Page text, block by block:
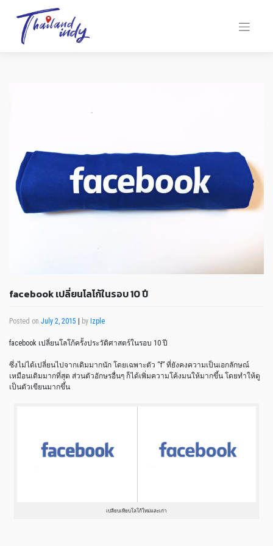
facebook เปลี่ยนโลโก้ในรอบ 10 ปี
Posted on July 2, 2015 by Izple
facebook เปลี่ยนโลโก้ครั้งประวัติศาสตร์ในรอบ 10 ปี
ซึ่งไม่ได้เปลี่ยนไปจากเดิมมากนัก โดยเฉพาะตัว “f” ที่ยังคงความเป็นเอกลักษณ์
เหมือนเดิมมากที่สุด ส่วนตัวอักษรอื่นๆ ก็ได้เพิ่มความโค้งมนให้มากขึ้น โดยทำให้ดู
เป็นตัวเขียนมากขึ้น
เปลียบเทียบโลโก้ใหม่และเก่า